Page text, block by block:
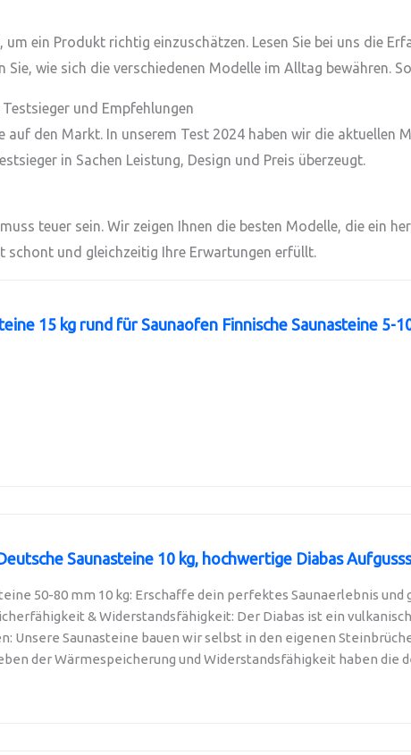
ein Produkt richtig einzuschätzen. Lesen Sie bei uns die
Sie, wie sich die verschiedenen Modelle im Alltag bewähren.
und Empfehlungen
auf den Markt. In unserem Test 2024 haben wir die aktuellen
in Sachen Leistung, Design und Preis überzeugt.
teuer sein. Wir zeigen Ihnen die besten Modelle, die ein
schont und gleichzeitig Ihre Erwartungen erfüllt.
15 kg rund für Saunaofen Finnische Saunasteine 5-
Saunasteine 10 kg, hochwertige Diabas
50-80 mm 10 kg: Erschaffe dein perfektes Saunaerlebnis und
& Widerstandsfähigkeit: Der Diabas ist ein
Unsere Saunasteine bauen wir selbst in den eigenen
der Wärmespeicherung und Widerstandsfähigkeit haben die